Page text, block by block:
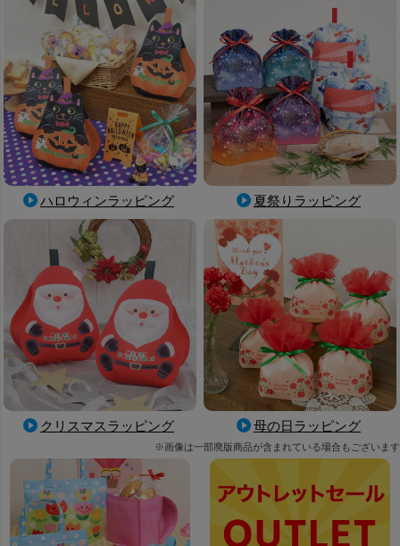
ハロウィンラッピング 夏祭りラッピング
クリスマスラッピング 母の日ラッピング
※画像は一部廃版商品が含まれている場合もございます